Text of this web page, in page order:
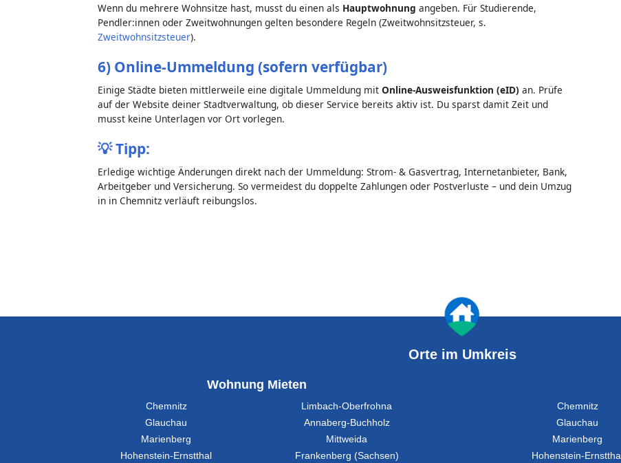
Wenn du mehrere Wohnsitze hast, musst du einen als Hauptwohnung angeben. Für Studierende,
Pendler:innen oder Zweitwohnungen gelten besondere Regeln (Zweitwohnsitzsteuer, s.
Zweitwohnsitzsteuer).
6) Online-Ummeldung (sofern verfügbar)
Einige Städte bieten mittlerweile eine digitale Ummeldung mit Online-Ausweisfunktion (eID) an. Prüfe
auf der Website deiner Stadtverwaltung, ob dieser Service bereits aktiv ist. Du sparst damit Zeit und
musst keine Unterlagen vor Ort vorlegen.
💡Tipp:
Erledige wichtige Änderungen direkt nach der Ummeldung: Strom- & Gasvertrag, Internetanbieter, Bank,
Arbeitgeber und Versicherung. So vermeidest du doppelte Zahlungen oder Postverluste – und dein Umzug
in in Chemnitz verläuft reibungslos.
Orte im Umkreis
Wohnung Mieten
Chemnitz
Limbach-Oberfrohna
Glauchau
Annaberg-Buchholz
Marienberg
Mittweida
Hohenstein-Ernstthal
Frankenberg (Sachsen)
Chemnitz
Glauchau
Marienberg
Hohenstein-Ernstthal